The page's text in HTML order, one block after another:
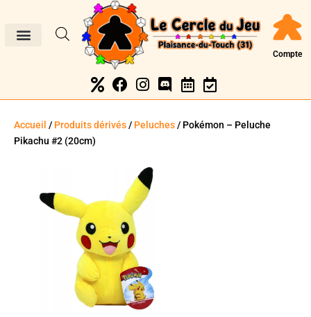
Compte
Accueil / Produits dérivés/ Peluches/ Pokémon – Peluche
Pikachu #2 (20cm)